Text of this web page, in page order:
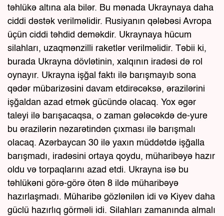
təhlükə altına ala bilər. Bu mənada Ukraynaya daha
ciddi dəstək verilməlidir. Rusiyanın qələbəsi Avropa
üçün ciddi təhdid deməkdir. Ukraynaya hücum
silahları, uzaqmənzilli raketlər verilməlidir. Təbii ki,
burada Ukrayna dövlətinin, xalqının iradəsi də rol
oynayır. Ukrayna işğal faktı ilə barışmayıb sona
qədər mübarizəsini davam etdirəcəksə, ərazilərini
işğaldan azad etmək gücündə olacaq. Yox əgər
taleyi ilə barışacaqsa, o zaman gələcəkdə de-yure
bu ərazilərin nəzarətindən çıxması ilə barışmalı
olacaq. Azərbaycan 30 ilə yaxın müddətdə işğalla
barışmadı, iradəsini ortaya qoydu, müharibəyə hazır
oldu və torpaqlarını azad etdi. Ukrayna isə bu
təhlükəni görə-görə ötən 8 ildə müharibəyə
hazırlaşmadı. Müharibə gözlənilən idi və Kiyev daha
güclü hazırlıq görməli idi. Silahları zamanında almalı